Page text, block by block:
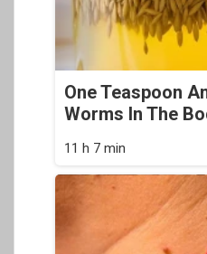
One Teaspoon
Worms In The
11 h 7 min